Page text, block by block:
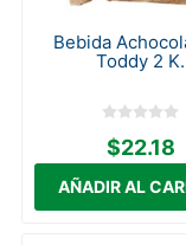
Bebida
Toddy 2 K.
$22.18